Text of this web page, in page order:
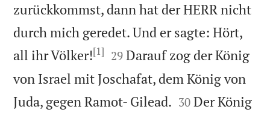
zurückkommst, dann hat der HERR nicht
durch mich geredet. Und er sagte: Hört,
all ihr Völker![1] 

29 Darauf zog der König
von Israel mit Joschafat, dem König von
Juda, gegen Ramot- Gilead. 

30 Der König